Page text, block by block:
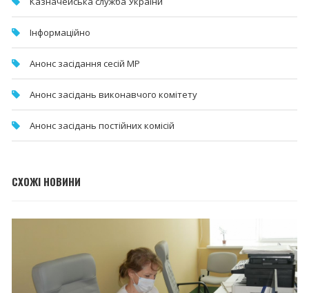
Інформаційно
Анонс засідання сесій МР
Анонс засідань виконавчого комітету
Анонс засідань постійних комісій
СХОЖІ НОВИНИ